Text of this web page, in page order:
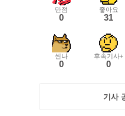
만점
0
좋아요
31
씬나
0
후속기사+
0
기사